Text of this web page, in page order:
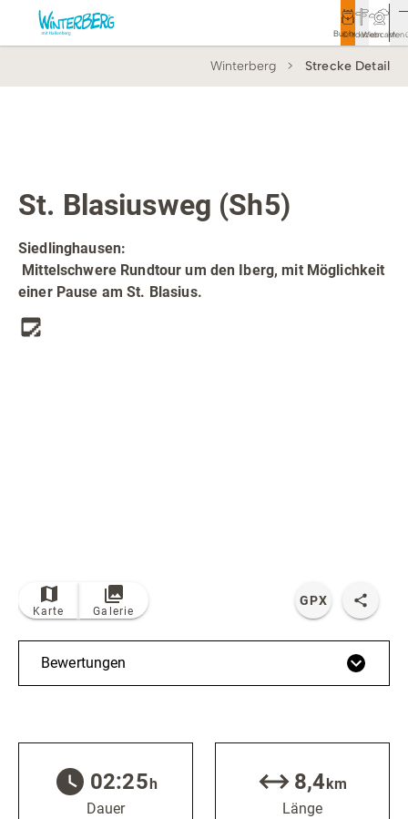
Buchen
Entdecken
Webcam
Rathaus
Service & Kontakt
Winterberg Strecke Detail
St. Blasiusweg (Sh5)
Siedlinghausen:
Mittelschwere Rundtour um den Iberg, mit Möglichkeit
einer Pause am St. Blasius.
Karte Galerie
GPX
Bewertungen
02:25h
Dauer
8,4km
Länge